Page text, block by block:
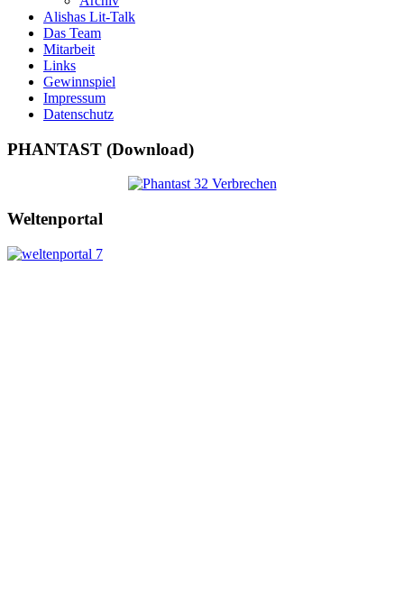
Alishas Lit-Talk
Das Team
Mitarbeit
Links
Gewinnspiel
Impressum
Datenschutz
PHANTAST (Download)
Weltenportal